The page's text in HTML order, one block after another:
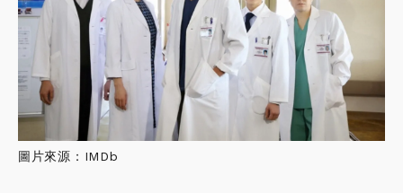
圖片來源：IMDb